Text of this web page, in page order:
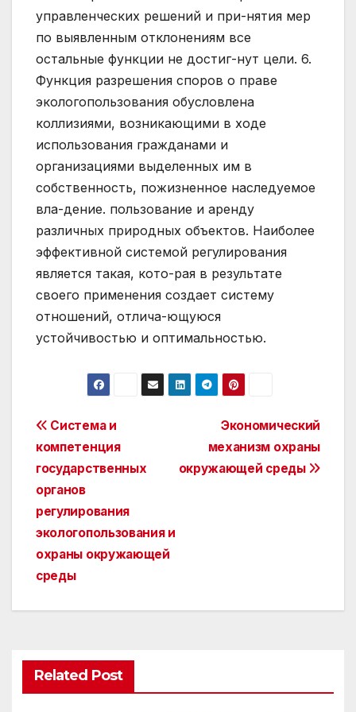
управленческих решений и при-нятия мер
по выявленным отклонениям все
остальные функции не достиг-нут цели. 6.
Функция разрешения споров о праве
экологопользования обусловлена
коллизиями, возникающими в ходе
использования гражданами и
организациями выделенных им в
собственность, пожизненное наследуемое
вла-дение. пользование и аренду
различных природных объектов. Наиболее
эффективной системой регулирования
является такая, кото-рая в результате
своего применения создает систему
отношений, отлича-ющуюся
устойчивостью и оптимальностью.
Post
navigation
Экономический
механизм охраны
окружающей среды
Система и
компетенция
государственных
органов
регулирования
экологопользования и
охраны окружающей
среды
Related Post